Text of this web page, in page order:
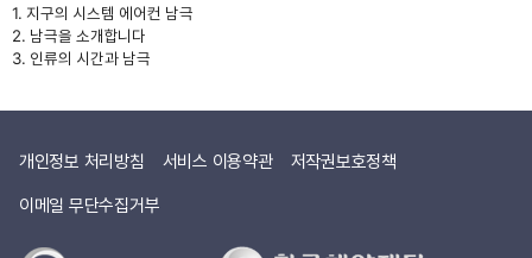
1. 지구의 시스템 에어컨 남극
2. 남극을 소개합니다
3. 인류의 시간과 남극
개인정보 처리방침 서비스 이용약관
저작권보호정책
이메일 무단수집거부